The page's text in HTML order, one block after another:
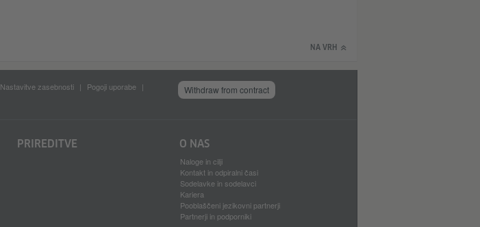
NA VRH
Nastavitve zasebnosti
Pogoji uporabe
Withdraw from contract
PRIREDITVE O NAS
Naloge in cilji
Kontakt in odpiralni časi
Sodelavke in sodelavci
Kariera
Pooblaščeni jezikovni partnerji
Partnerji in podporniki